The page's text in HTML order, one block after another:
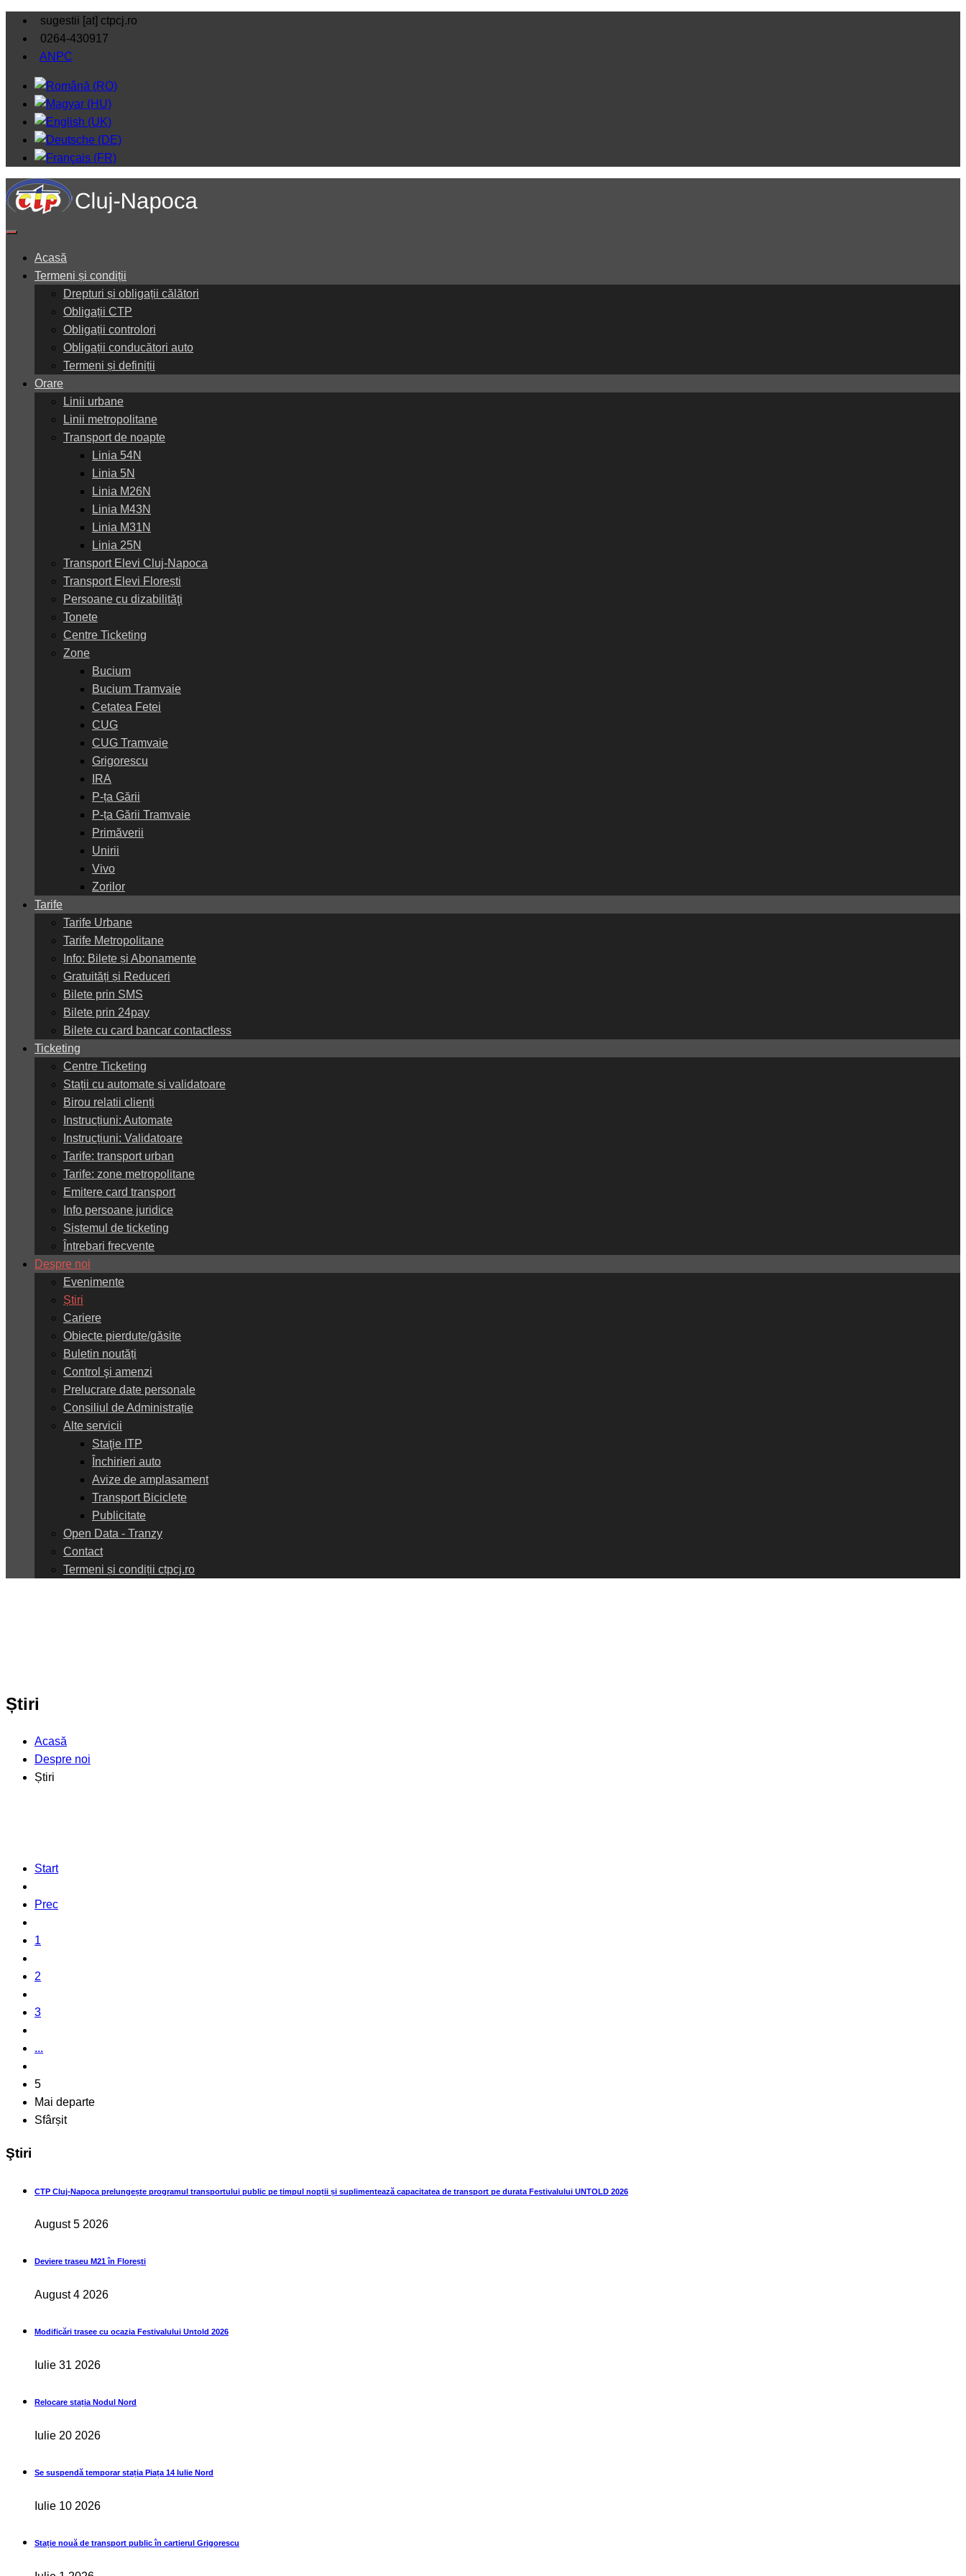
sugestii [at] ctpcj.ro
0264-430917
ANPC
Acasă
Termeni și condiții
Drepturi și obligații călători
Obligații CTP
Obligații controlori
Obligații conducători auto
Termeni și definiții
Orare
Linii urbane
Linii metropolitane
Transport de noapte
Linia 54N
Linia 5N
Linia M26N
Linia M43N
Linia M31N
Linia 25N
Transport Elevi Cluj-Napoca
Transport Elevi Florești
Persoane cu dizabilităţi
Tonete
Centre Ticketing
Zone
Bucium
Bucium Tramvaie
Cetatea Fetei
CUG
CUG Tramvaie
Grigorescu
IRA
P-ța Gării
P-ța Gării Tramvaie
Primăverii
Unirii
Vivo
Zorilor
Tarife
Tarife Urbane
Tarife Metropolitane
Info: Bilete și Abonamente
Gratuități și Reduceri
Bilete prin SMS
Bilete prin 24pay
Bilete cu card bancar contactless
Ticketing
Centre Ticketing
Stații cu automate și validatoare
Birou relatii clienți
Instrucțiuni: Automate
Instrucțiuni: Validatoare
Tarife: transport urban
Tarife: zone metropolitane
Emitere card transport
Info persoane juridice
Sistemul de ticketing
Întrebari frecvente
Despre noi
Evenimente
Știri
Cariere
Obiecte pierdute/găsite
Buletin noutăți
Control şi amenzi
Prelucrare date personale
Consiliul de Administrație
Alte servicii
Staţie ITP
Închirieri auto
Avize de amplasament
Transport Biciclete
Publicitate
Open Data - Tranzy
Contact
Termeni și condiții ctpcj.ro
Știri
Acasă
Despre noi
Știri
Start
Prec
1
2
3
...
5
Mai departe
Sfârșit
Ştiri
CTP Cluj-Napoca prelungește programul transportului public pe timpul nopții și suplimentează capacitatea de transport pe durata Festivalului UNTOLD 2026
August 5 2026
Deviere traseu M21 în Florești
August 4 2026
Modificări trasee cu ocazia Festivalului Untold 2026
Iulie 31 2026
Relocare stația Nodul Nord
Iulie 20 2026
Se suspendă temporar stația Piața 14 Iulie Nord
Iulie 10 2026
Stație nouă de transport public în cartierul Grigorescu